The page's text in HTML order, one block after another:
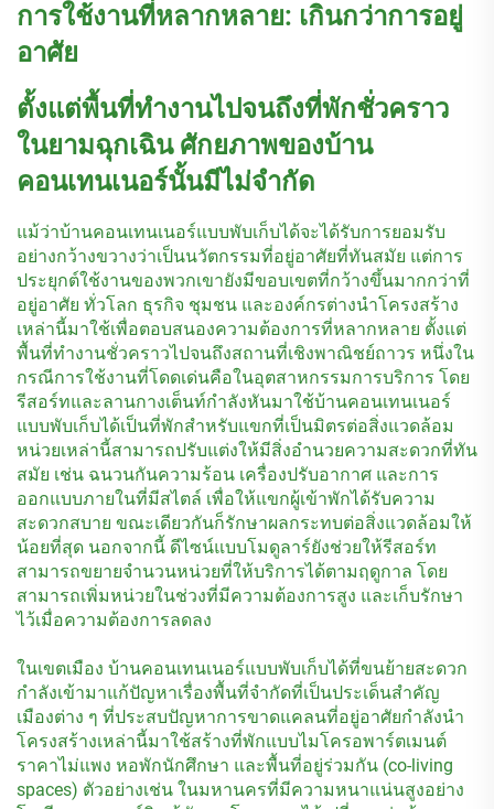
การใช้งานที่หลากหลาย: เกินกว่าการอยู่
อาศัย
ตั้งแต่พื้นที่ทำงานไปจนถึงที่พักชั่วคราว
ในยามฉุกเฉิน ศักยภาพของบ้าน
คอนเทนเนอร์นั้นมีไม่จำกัด
แม้ว่าบ้านคอนเทนเนอร์แบบพับเก็บได้จะได้รับการยอมรับ
อย่างกว้างขวางว่าเป็นนวัตกรรมที่อยู่อาศัยที่ทันสมัย แต่การ
ประยุกต์ใช้งานของพวกเขายังมีขอบเขตที่กว้างขึ้นมากกว่าที่
อยู่อาศัย ทั่วโลก ธุรกิจ ชุมชน และองค์กรต่างนำโครงสร้าง
เหล่านี้มาใช้เพื่อตอบสนองความต้องการที่หลากหลาย ตั้งแต่
พื้นที่ทำงานชั่วคราวไปจนถึงสถานที่เชิงพาณิชย์ถาวร หนึ่งใน
กรณีการใช้งานที่โดดเด่นคือในอุตสาหกรรมการบริการ โดย
รีสอร์ทและลานกางเต็นท์กำลังหันมาใช้บ้านคอนเทนเนอร์
แบบพับเก็บได้เป็นที่พักสำหรับแขกที่เป็นมิตรต่อสิ่งแวดล้อม
หน่วยเหล่านี้สามารถปรับแต่งให้มีสิ่งอำนวยความสะดวกที่ทัน
สมัย เช่น ฉนวนกันความร้อน เครื่องปรับอากาศ และการ
ออกแบบภายในที่มีสไตล์ เพื่อให้แขกผู้เข้าพักได้รับความ
สะดวกสบาย ขณะเดียวกันก็รักษาผลกระทบต่อสิ่งแวดล้อมให้
น้อยที่สุด นอกจากนี้ ดีไซน์แบบโมดูลาร์ยังช่วยให้รีสอร์ท
สามารถขยายจำนวนหน่วยที่ให้บริการได้ตามฤดูกาล โดย
สามารถเพิ่มหน่วยในช่วงที่มีความต้องการสูง และเก็บรักษา
ไว้เมื่อความต้องการลดลง
ในเขตเมือง บ้านคอนเทนเนอร์แบบพับเก็บได้ที่ขนย้ายสะดวก
กำลังเข้ามาแก้ปัญหาเรื่องพื้นที่จำกัดที่เป็นประเด็นสำคัญ
เมืองต่าง ๆ ที่ประสบปัญหาการขาดแคลนที่อยู่อาศัยกำลังนำ
โครงสร้างเหล่านี้มาใช้สร้างที่พักแบบไมโครอพาร์ตเมนต์
ราคาไม่แพง หอพักนักศึกษา และพื้นที่อยู่ร่วมกัน (co-living
spaces) ตัวอย่างเช่น ในมหานครที่มีความหนาแน่นสูงอย่าง